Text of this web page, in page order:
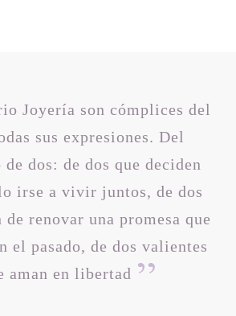
Joyería son cómplices del
sus expresiones. Del
dos: de dos que deciden
irse a vivir juntos, de dos
renovar una promesa que
el pasado, de dos valientes
aman en libertad